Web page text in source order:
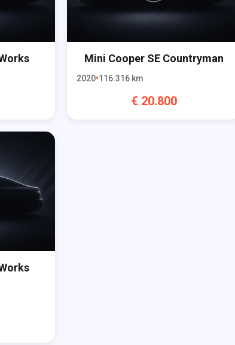
Mini Cooper SE Countryman
2020 116.316 km
€ 20.800